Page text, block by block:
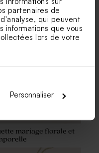
partenaires de
qui peuvent
informations que vous
lors de votre
Personnaliser
bouteille de vin
eucalyptus
artisanal mariage
mariage prénoms
d'olivier
mariage florale et